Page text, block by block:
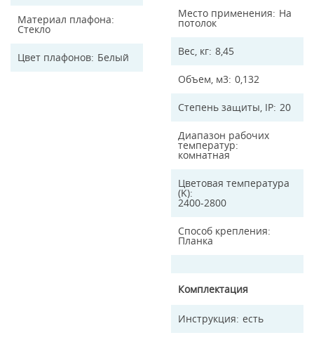
Материал плафона
Стекло
Цвет плафонов Белый
Место применения На
потолок
Вес, кг 8,45
Объем, м3 0,132
Степень защиты, IP 20
Диапазон рабочих
температур
комнатная
Цветовая температура
(K)
2400-2800
Способ крепления
Планка
Комплектация
Инструкция есть